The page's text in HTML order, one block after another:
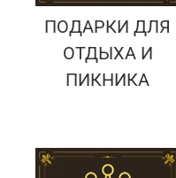
ПОДАРКИ ДЛЯ
ОТДЫХА И
ПИКНИКА